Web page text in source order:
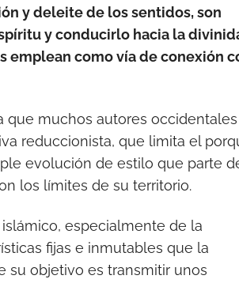
y deleite de los sentidos, son
y conducirlo hacia la
emplean como vía de conexión
que muchos autores
reduccionista, que limita el
evolución de estilo que parte
los límites de su territorio.
especialmente de la
fijas e inmutables que la
su objetivo es transmitir unos